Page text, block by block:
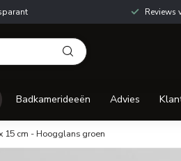
Reviews
Badkamerideeën Advies
15 cm - Hoogglans groen